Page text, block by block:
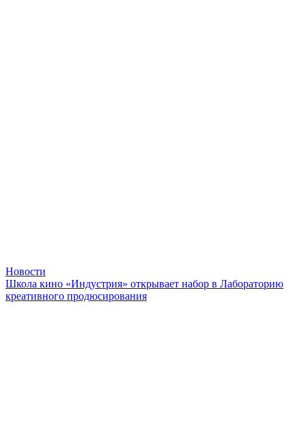
Новости
Школа кино «Индустрия» открывает набор в Лабораторию
креативного продюсирования